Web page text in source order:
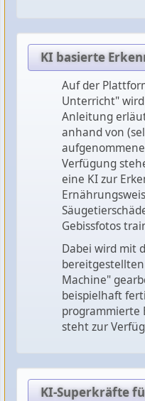
KI basierte
Auf der
Unterricht"
Anleitung
anhand von
Verfügung
eine KI zur
Gebissfotos
Dabei wird mit
Machine"
beispielhaft
programmierte
steht zur
KI-Superkräfte